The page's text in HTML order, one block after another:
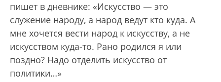
пишет в дневнике: «Искусство — это
служение народу, а народ ведут кто куда. А
мне хочется вести народ к искусству, а не
искусством куда-то. Рано родился я или
поздно? Надо отделить искусство от
политики…»